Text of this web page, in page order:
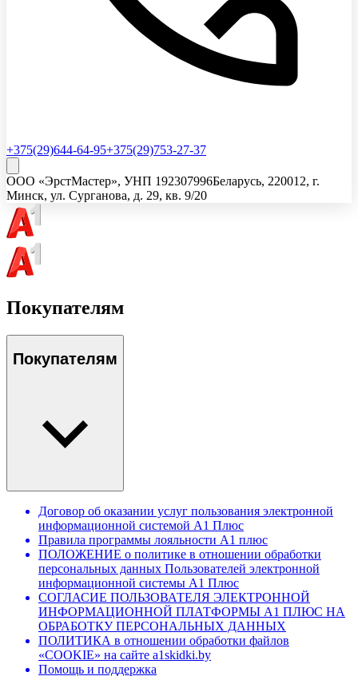
+375(29)644-64-95+375(29)753-27-37
ООО «ЭрстМастер», УНП 192307996Беларусь, 220012, г.
Минск, ул. Сурганова, д. 29, кв. 9/20
Покупателям
Покупателям
Договор об оказании услуг пользования электронной
информационной системой А1 Плюс
Правила программы лояльности А1 плюс
ПОЛОЖЕНИЕ о политике в отношении обработки
персональных данных Пользователей электронной
информационной системы А1 Плюс
СОГЛАСИЕ ПОЛЬЗОВАТЕЛЯ ЭЛЕКТРОННОЙ
ИНФОРМАЦИОННОЙ ПЛАТФОРМЫ А1 ПЛЮС НА
ОБРАБОТКУ ПЕРСОНАЛЬНЫХ ДАННЫХ
ПОЛИТИКА в отношении обработки файлов
«COOKIE» на сайте a1skidki.by
Помощь и поддержка